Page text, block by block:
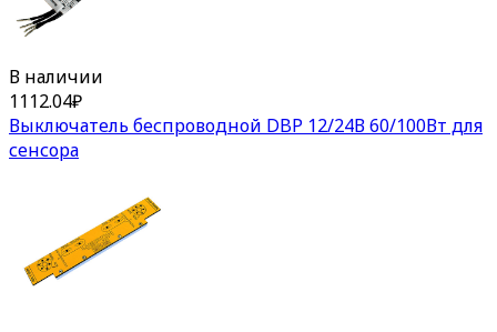
В наличии
1112.04₽
Выключатель беспроводной DBP 12/24В 60/100Вт для
сенсора